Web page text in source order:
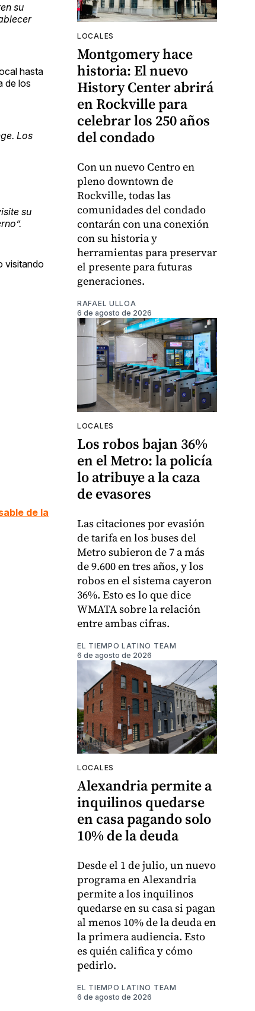
su
hasta
de los
Los
su
visitando
de la
LOCALES
Montgomery hace
historia: El nuevo
History Center abrirá
en Rockville para
celebrar los 250 años
del condado
Con un nuevo Centro en
pleno downtown de
Rockville, todas las
comunidades del condado
contarán con una conexión
con su historia y
herramientas para preservar
el presente para futuras
generaciones.
RAFAEL ULLOA
6 de agosto de 2026
LOCALES
Los robos bajan 36%
en el Metro: la policía
lo atribuye a la caza
de evasores
Las citaciones por evasión
de tarifa en los buses del
Metro subieron de 7 a más
de 9.600 en tres años, y los
robos en el sistema cayeron
36%. Esto es lo que dice
WMATA sobre la relación
entre ambas cifras.
EL TIEMPO LATINO TEAM
6 de agosto de 2026
LOCALES
Alexandria permite a
inquilinos quedarse
en casa pagando solo
10% de la deuda
Desde el 1 de julio, un nuevo
programa en Alexandria
permite a los inquilinos
quedarse en su casa si pagan
al menos 10% de la deuda en
la primera audiencia. Esto
es quién califica y cómo
pedirlo.
EL TIEMPO LATINO TEAM
6 de agosto de 2026